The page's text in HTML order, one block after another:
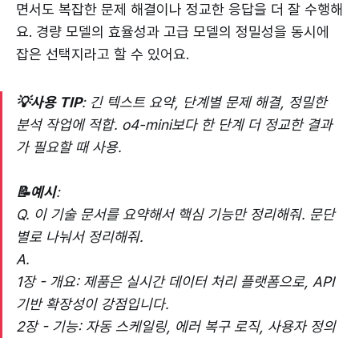
면서도 복잡한 문제 해결이나 정교한 응답을 더 잘 수행해
요. 경량 모델의 효율성과 고급 모델의 정밀성을 동시에
잡은 선택지라고 할 수 있어요.
💡사용 TIP: 긴 텍스트 요약, 단계별 문제 해결, 정밀한
분석 작업에 적합. o4-mini보다 한 단계 더 정교한 결과
가 필요할 때 사용.
📝예시:
Q. 이 기술 문서를 요약해서 핵심 기능만 정리해줘. 문단
별로 나눠서 정리해줘.
A.
1장 - 개요: 제품은 실시간 데이터 처리 플랫폼으로, API
기반 확장성이 강점입니다.
2장 - 기능: 자동 스케일링, 에러 복구 로직, 사용자 정의